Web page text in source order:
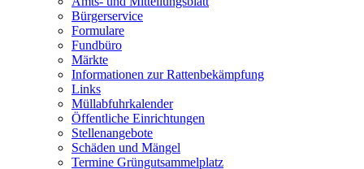
Bürgerservice
Formulare
Fundbüro
Märkte
Informationen zur Rattenbekämpfung
Links
Müllabfuhrkalender
Öffentliche Einrichtungen
Stellenangebote
Schäden und Mängel
Termine Grüngutsammelplatz